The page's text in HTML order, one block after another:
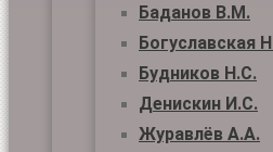
Баданов В.М.
Богуславская
Будников Н.С.
Денискин И.С.
Журавлёв А.А.